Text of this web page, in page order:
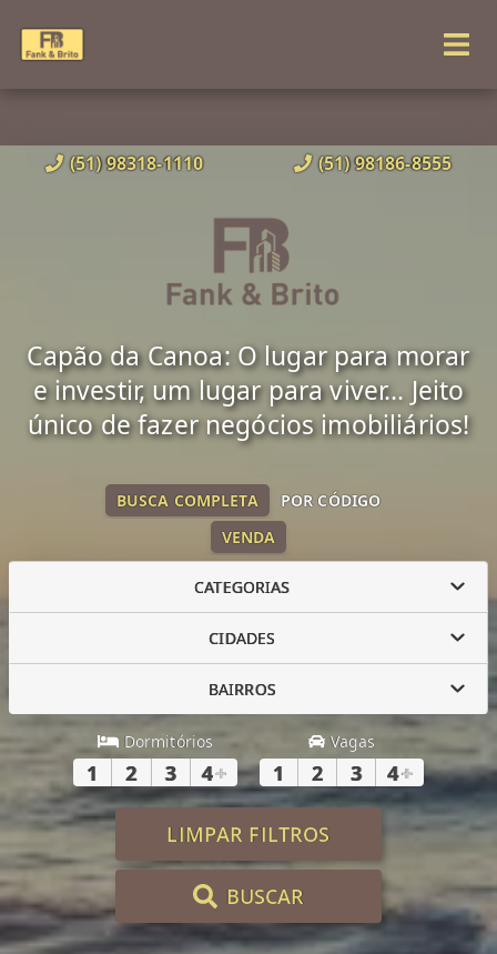
(51) 98318-1110 (51) 98186-8555
Capão da Canoa: O lugar para morar
e investir, um lugar para viver... Jeito
único de fazer negócios imobiliários!
VENDA
BUSCA COMPLETA POR CÓDIGO
CATEGORIAS
CIDADES
BAIRROS
Dormitórios
1 2 3 4+
Vagas
1 2 3 4+
LIMPAR FILTROS
BUSCAR